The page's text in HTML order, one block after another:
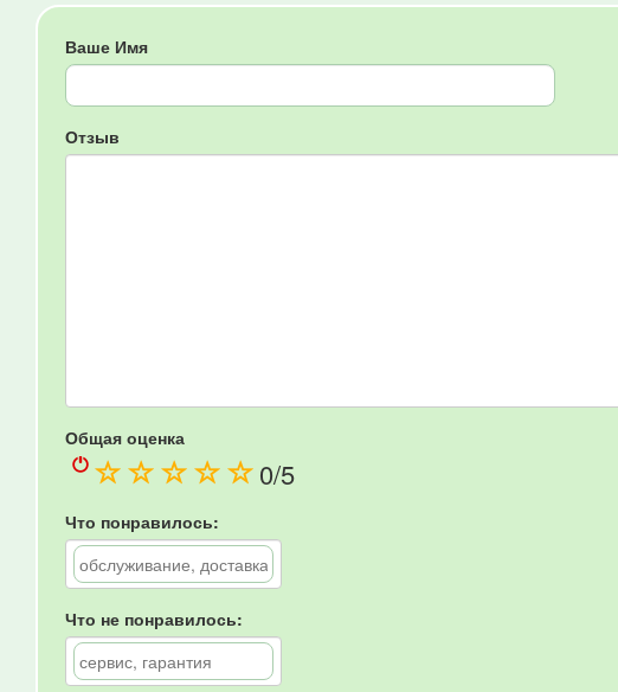
Ваше Имя
Отзыв
Общая оценка
(
(
(
(
(
0/5
Что понравилось:
Что не понравилось: